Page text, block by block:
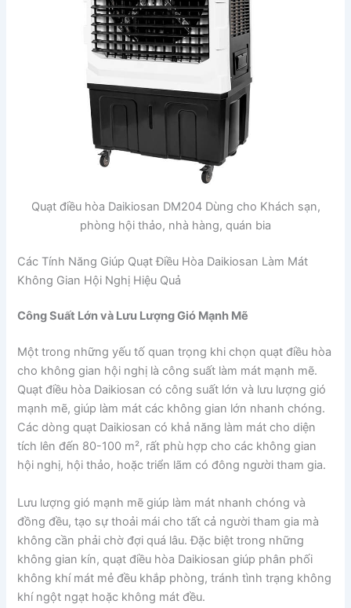
Quạt điều hòa Daikiosan DM204 Dùng cho Khách sạn,
phòng hội thảo, nhà hàng, quán bia
Các Tính Năng Giúp Quạt Điều Hòa Daikiosan Làm Mát
Không Gian Hội Nghị Hiệu Quả
Công Suất Lớn và Lưu Lượng Gió Mạnh Mẽ
Một trong những yếu tố quan trọng khi chọn quạt điều hòa
cho không gian hội nghị là công suất làm mát mạnh mẽ.
Quạt điều hòa Daikiosan có công suất lớn và lưu lượng gió
mạnh mẽ, giúp làm mát các không gian lớn nhanh chóng.
Các dòng quạt Daikiosan có khả năng làm mát cho diện
tích lên đến 80-100 m², rất phù hợp cho các không gian
hội nghị, hội thảo, hoặc triển lãm có đông người tham gia.
Lưu lượng gió mạnh mẽ giúp làm mát nhanh chóng và
đồng đều, tạo sự thoải mái cho tất cả người tham gia mà
không cần phải chờ đợi quá lâu. Đặc biệt trong những
không gian kín, quạt điều hòa Daikiosan giúp phân phối
không khí mát mẻ đều khắp phòng, tránh tình trạng không
khí ngột ngạt hoặc không mát đều.